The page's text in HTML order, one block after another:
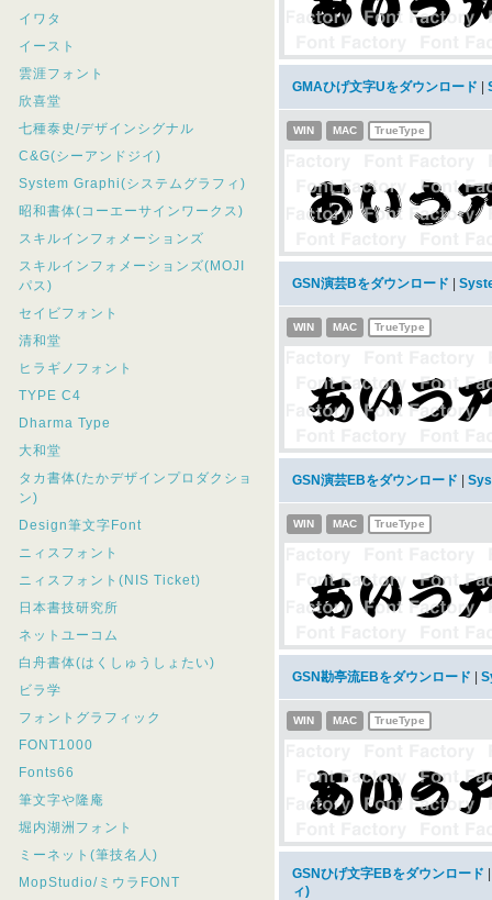
イワタ
イースト
雲涯フォント
欣喜堂
七種泰史/デザインシグナル
C&G(シーアンドジイ)
System Graphi(システムグラフィ)
昭和書体(コーエーサインワークス)
スキルインフォメーションズ
スキルインフォメーションズ(MOJI
パス)
セイビフォント
清和堂
ヒラギノフォント
TYPE C4
Dharma Type
大和堂
タカ書体(たかデザインプロダクショ
ン)
Design筆文字Font
ニィスフォント
ニィスフォント(NIS Ticket)
日本書技研究所
ネットユーコム
白舟書体(はくしゅうしょたい)
ビラ学
フォントグラフィック
FONT1000
Fonts66
筆文字や隆庵
堀内湖洲フォント
ミーネット(筆技名人)
MopStudio/ミウラFONT
GMAひげ文字Uをダウンロード
WIN MAC TrueType
GSN演芸Bをダウンロード
WIN MAC TrueType
GSN演芸EBをダウンロード
WIN MAC TrueType
GSN勘亭流EBをダウンロード
WIN MAC TrueType
GSNひげ文字EBをダウンロード
ィ)